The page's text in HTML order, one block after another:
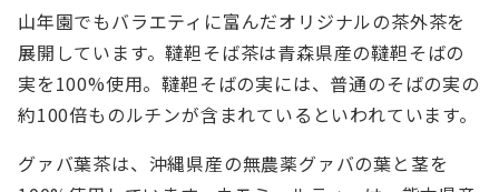
山年園でもバラエティに富んだオリジナルの茶外茶を
展開しています。韃靼そば茶は青森県産の韃靼そばの
実を100%使用。韃靼そばの実には、普通のそばの実の
約100倍ものルチンが含まれているといわれています。
グァバ葉茶は、沖縄県産の無農薬グァバの葉と茎を